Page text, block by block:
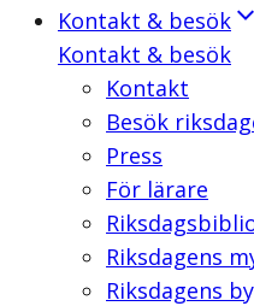
Kontakt & besök
Kontakt & besök
Kontakt
Besök
Press
För lärare
Riksdagens
Riksdagens